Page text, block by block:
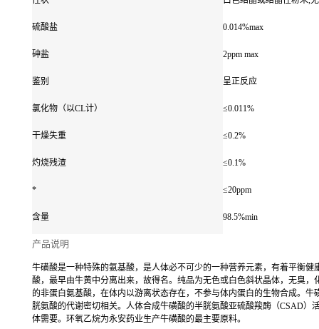
硫酸盐 0.014%max
砷盐 2ppm max
鉴别 呈正反应
氯化物（以CL计） ≤0.011%
干燥失重 ≤0.2%
灼烧残渣 ≤0.1%
* ≤20ppm
含量 98.5%min
产品说明
牛磺酸是一种特殊的氨基酸，是人体必不可少的一种营养元素，有着平衡健
酸，最早由牛黄中分离出来，故得名。纯品为无色或白色斜状晶体，无臭
的非蛋白氨基酸，在体内以游离状态存在，不参与体内蛋白的生物合成。
胱氨酸的代谢密切相关。人体合成牛磺酸的半胱氨酸亚硫酸羧酶（CSAD）
体需要。环氧乙烷为永安药业生产牛磺酸的最主要原料。